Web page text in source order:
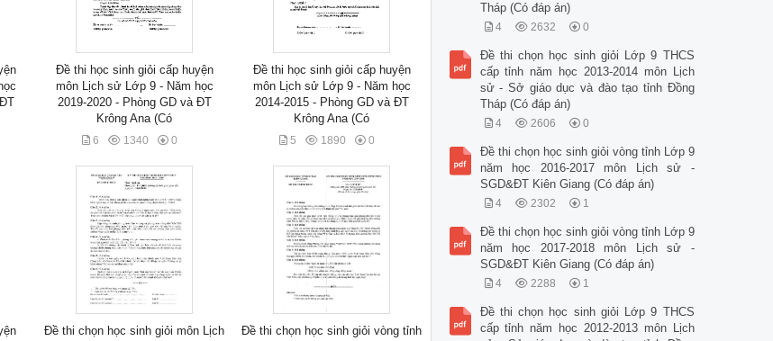
Đề thi học sinh giỏi cấp huyện
môn Lịch sử Lớp 9 - Năm học
2019-2020 - Phòng GD và ĐT
Krông Ana (Có
6 1340 0
Đề thi học sinh giỏi cấp huyện
môn Lịch sử Lớp 9 - Năm học
2014-2015 - Phòng GD và ĐT
Krông Ana (Có
5 1890 0
Đề thi chọn học sinh giỏi môn Lịch
Đề thi chọn học sinh giỏi vòng tỉnh
Tháp (Có đáp án)
4 2632 0
Đề thi chọn học sinh giỏi Lớp 9 THCS
cấp tỉnh năm học 2013-2014 môn Lịch
sử - Sở giáo dục và đào tạo tỉnh Đồng
Tháp (Có đáp án)
4 2606 0
Đề thi chọn học sinh giỏi vòng tỉnh Lớp 9
năm học 2016-2017 môn Lịch sử -
SGD&ĐT Kiên Giang (Có đáp án)
4 2302 1
Đề thi chọn học sinh giỏi vòng tỉnh Lớp 9
năm học 2017-2018 môn Lịch sử -
SGD&ĐT Kiên Giang (Có đáp án)
4 2288 1
Đề thi chọn học sinh giỏi Lớp 9 THCS
cấp tỉnh năm học 2012-2013 môn Lịch